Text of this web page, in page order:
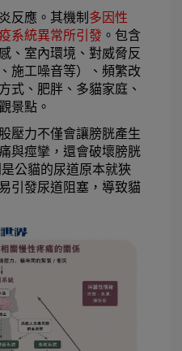
反應。其機制 多因性
系統異常所引發 。包含
、室內環境、對威脅反
施工噪音等）、頻繁改
式、肥胖、多貓家庭、
景點。
壓力不僅會讓膀胱產生
與痙攣，還會破壞膀胱
公貓的尿道原本就狹
引發尿道阻塞，導致貓